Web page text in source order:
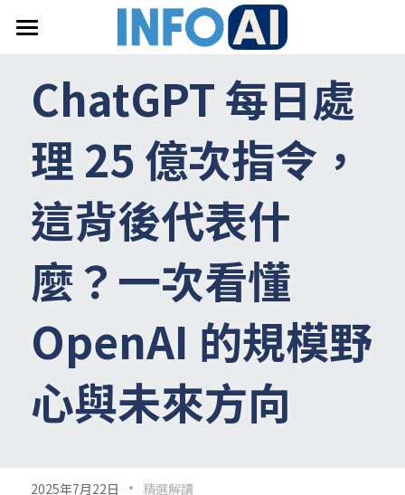
關於InfoAI
訂閱電子報
搜索
email聯絡
ChatGPT 每日處
理 25 億次指令，
這背後代表什
麼？一次看懂
OpenAI 的規模野
心與未來方向
2025年7月22日 · 精選解讀